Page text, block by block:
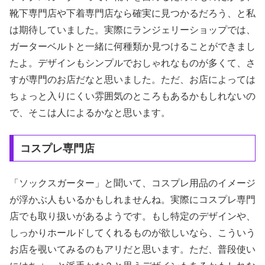
靴下専門店や下着専門店なら確実に見つかるだろう、と私
は期待していました。実際にランジェリーショップでは、
ガーターベルトと一緒に何種類か見つけることができまし
たよ。デザインもシンプルでおしゃれなものが多くて、さ
すが専門のお店だなと思いました。ただ、お店によっては
ちょっと入りにくい雰囲気のところもあるかもしれないの
で、そこは人によるかなと思います。
コスプレ専門店
「ソックスガーター」と聞いて、コスプレ用品のイメージ
が浮かぶ人もいるかもしれませんね。実際にコスプレ専門
店でも取り扱いがあるようです。もし特定のデザインや、
しっかりホールドしてくれるものが欲しいなら、こういう
お店を覗いてみるのもアリだと思います。ただ、普段使い